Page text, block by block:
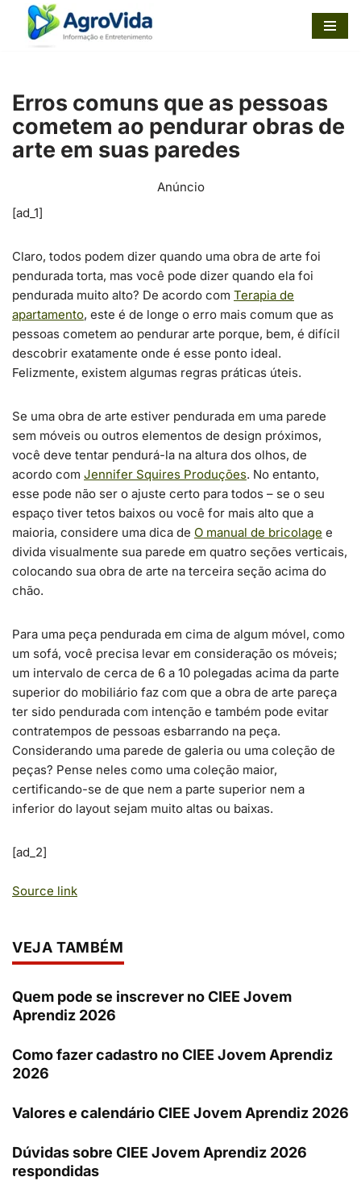
Pular
conteúdo
Erros comuns que as pessoas
cometem ao pendurar obras de
arte em suas paredes
Anúncio
[ad_1]
Claro, todos podem dizer quando uma obra de arte foi
pendurada torta, mas você pode dizer quando ela foi
pendurada muito alto? De acordo com Terapia de
apartamento, este é de longe o erro mais comum que as
pessoas cometem ao pendurar arte porque, bem, é difícil
descobrir exatamente onde é esse ponto ideal.
Felizmente, existem algumas regras práticas úteis.
Se uma obra de arte estiver pendurada em uma parede
sem móveis ou outros elementos de design próximos,
você deve tentar pendurá-la na altura dos olhos, de
acordo com Jennifer Squires Produções. No entanto,
esse pode não ser o ajuste certo para todos – se o seu
espaço tiver tetos baixos ou você for mais alto que a
maioria, considere uma dica de O manual de bricolage e
divida visualmente sua parede em quatro seções verticais,
colocando sua obra de arte na terceira seção acima do
chão.
Para uma peça pendurada em cima de algum móvel, como
um sofá, você precisa levar em consideração os móveis;
um intervalo de cerca de 6 a 10 polegadas acima da parte
superior do mobiliário faz com que a obra de arte pareça
ter sido pendurada com intenção e também pode evitar
contratempos de pessoas esbarrando na peça.
Considerando uma parede de galeria ou uma coleção de
peças? Pense neles como uma coleção maior,
certificando-se de que nem a parte superior nem a
inferior do layout sejam muito altas ou baixas.
[ad_2]
Source link
VEJA TAMBÉM
Quem pode se inscrever no CIEE Jovem
Aprendiz 2026
Como fazer cadastro no CIEE Jovem Aprendiz
2026
Valores e calendário CIEE Jovem Aprendiz 2026
Dúvidas sobre CIEE Jovem Aprendiz 2026
respondidas